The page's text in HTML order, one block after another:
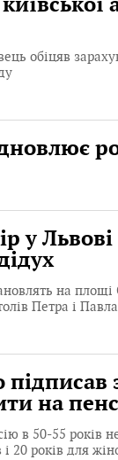
обіцяв
у
на
Петра і
на
в 50-55 років
і 20 років для